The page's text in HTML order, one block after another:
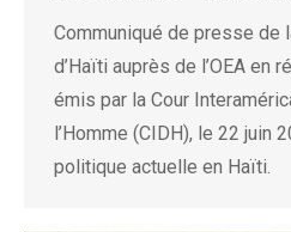
Communiqué de presse de
d’Haïti auprès de l’OEA en
émis par la Cour
l’Homme (CIDH), le 22 juin
politique actuelle en Haïti.